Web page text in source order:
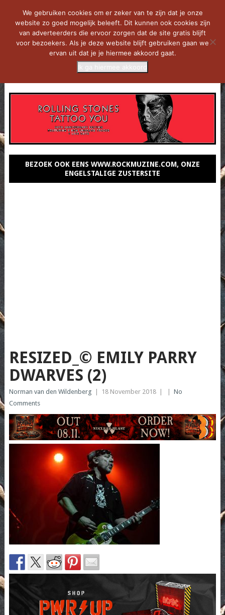
BEZOEK OOK EENS WWW.ROCKMUZINE.COM, ONZE
ENGELSTALIGE ZUSTERSITE
RESIZED_© EMILY PARRY
DWARVES (2)
Norman van den Wildenberg 18 November 2018
No
Comments
We gebruiken cookies om er zeker van te zijn dat je onze
website zo goed mogelijk beleeft. Dit kunnen ook cookies zijn
van adverteerders die ervoor zorgen dat de site gratis blijft
voor bezoekers. Als je deze website blijft gebruiken gaan we
ervan uit dat je je hiermee akkoord gaat.
Ik ga hiermee akkoord